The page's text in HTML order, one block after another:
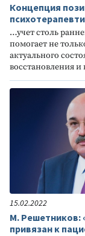
Концепция
…учет столь
помогает не
актуального
восстановления
15.02.2022
М. Решетников:
привязан к